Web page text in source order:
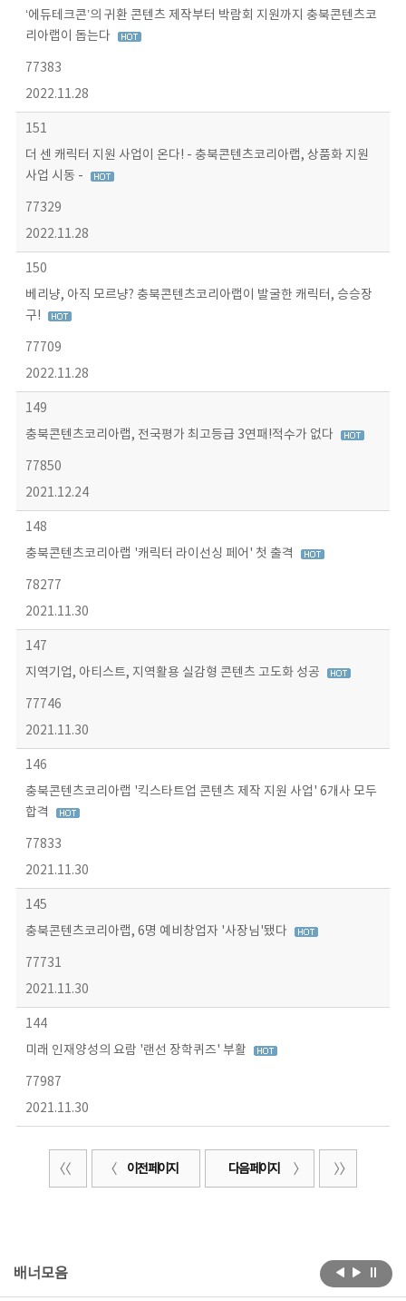
‘에듀테크콘’의 귀환 콘텐츠 제작부터 박람회 지원까지 충북콘텐츠코
리아랩이 돕는다
77383
2022.11.28
151
더 센 캐릭터 지원 사업이 온다! - 충북콘텐츠코리아랩, 상품화 지원
사업 시동 -
77329
2022.11.28
150
베리냥, 아직 모르냥? 충북콘텐츠코리아랩이 발굴한 캐릭터, 승승장
구!
77709
2022.11.28
149
충북콘텐츠코리아랩, 전국평가 최고등급 3연패!적수가 없다
77850
2021.12.24
148
충북콘텐츠코리아랩 '캐릭터 라이선싱 페어' 첫 출격
78277
2021.11.30
147
지역기업, 아티스트, 지역활용 실감형 콘텐츠 고도화 성공
77746
2021.11.30
146
충북콘텐츠코리아랩 '킥스타트업 콘텐츠 제작 지원 사업' 6개사 모두
합격
77833
2021.11.30
145
충북콘텐츠코리아랩, 6명 예비창업자 '사장님'됐다
77731
2021.11.30
144
미래 인재양성의 요람 '랜선 장학퀴즈' 부활
77987
2021.11.30
이전 페이지 다음 페이지
배너모음